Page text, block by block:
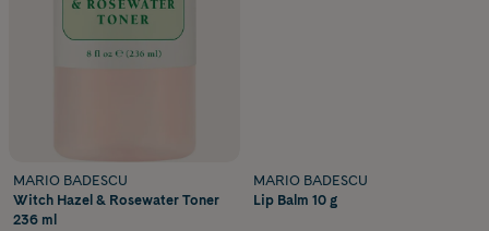
MARIO BADESCU
Witch Hazel & Rosewater Toner
236 ml
MARIO BADESCU
Lip Balm 10 g